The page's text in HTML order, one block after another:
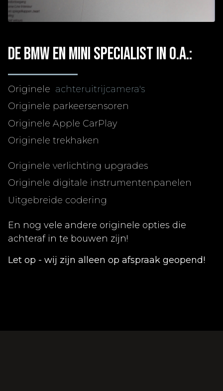
De BMW en MINI specialist in o.a.:
Originele achteruitrijcamera's
Originele parkeersensoren
Originele Apple CarPlay
Originele trekhaken
Originele verlichting upgrades
Originele digitale instrumentenpanelen
Uitgebreide codering
En nog vele andere originele opties die
achteraf in te bouwen zijn!
Let op - wij zijn alleen op afspraak geopend!